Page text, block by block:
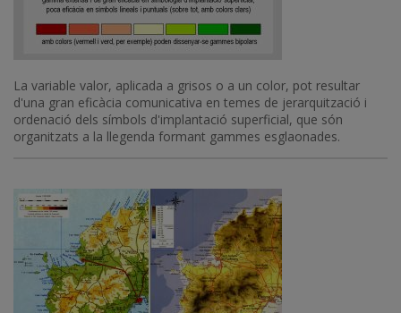
La variable valor, aplicada a grisos o a un color, pot resultar
d'una gran eficàcia comunicativa en temes de jerarquització i
ordenació dels símbols d'implantació superficial, que són
organitzats a la llegenda formant gammes esglaonades.
Imatge